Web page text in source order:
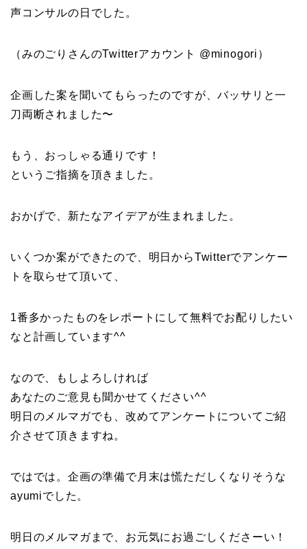
声コンサルの日でした。
（みのごりさんのTwitterアカウント @minogori）
企画した案を聞いてもらったのですが、バッサリと一
刀両断されました〜
もう、おっしゃる通りです！
というご指摘を頂きました。
おかげで、新たなアイデアが生まれました。
いくつか案ができたので、明日からTwitterでアンケー
トを取らせて頂いて、
1番多かったものをレポートにして無料でお配りしたい
なと計画しています^^
なので、もしよろしければ
あなたのご意見も聞かせてください^^
明日のメルマガでも、改めてアンケートについてご紹
介させて頂きますね。
ではでは。企画の準備で月末は慌ただしくなりそうな
ayumiでした。
明日のメルマガまで、お元気にお過ごしくださーい！